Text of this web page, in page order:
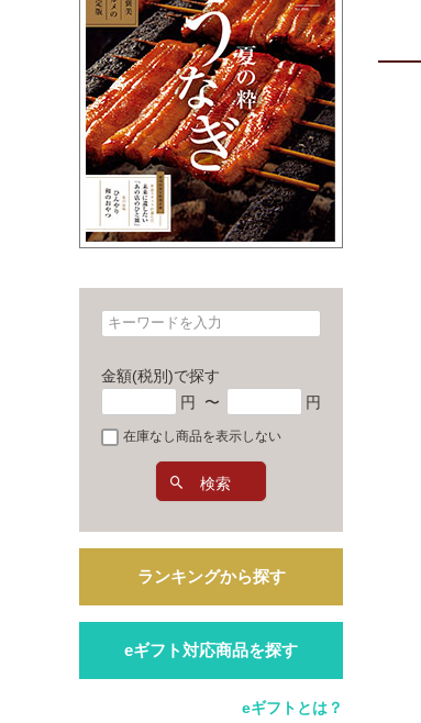
金額(税別)で探す
円
〜 円
在庫なし商品を表示しない
検索
ランキングから探す
eギフト対応商品を探す
eギフトとは？